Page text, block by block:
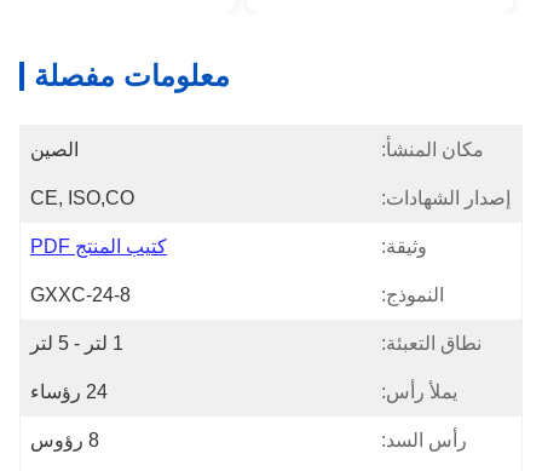
معلومات مفصلة
مكان المنشأ: الصين
إصدار الشهادات: CE, ISO,CO
وثيقة: كتيب المنتج PDF
النموذج: GXXC-24-8
نطاق التعبئة: 1 لتر - 5 لتر
يملأ رأس: 24 رؤساء
رأس السد: 8 رؤوس